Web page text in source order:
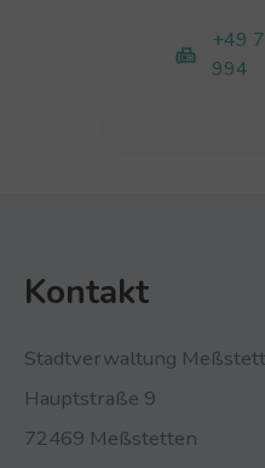
+49
994
Kontakt
Stadtverwaltung
Hauptstraße 9
72469 Meßstetten